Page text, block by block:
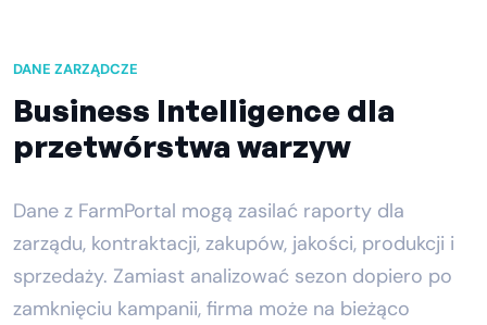
DANE ZARZĄDCZE
Business Intelligence dla
przetwórstwa warzyw
Dane z FarmPortal mogą zasilać raporty dla
zarządu, kontraktacji, zakupów, jakości, produkcji i
sprzedaży. Zamiast analizować sezon dopiero po
zamknięciu kampanii, firma może na bieżąco